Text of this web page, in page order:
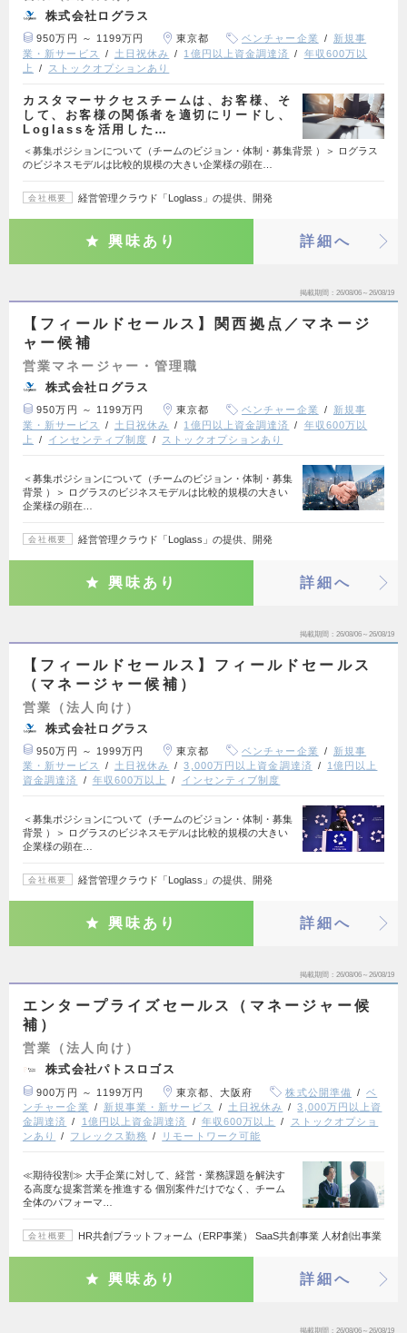
株式会社ログラス
950万円 ～ 1199万円 東京都 ベンチャー企業
新規事
業・新サービス
土日祝休み 1億円以上資金調達済
年収600万以
上
ストックオプションあり
カスタマーサクセスチームは、お客様、そ
して、お客様の関係者を適切にリードし、
Loglassを活用した…
＜募集ポジションについて（チームのビジョン・体制・募集背景 ）＞ ログラス
のビジネスモデルは比較的規模の大きい企業様の顕在…
会社概要 経営管理クラウド「Loglass」の提供、開発
興味あり 詳細へ
掲載期間 26/08/06～26/08/19
【フィールドセールス】関西拠点／マネージ
ャー候補
営業マネージャー・管理職
株式会社ログラス
950万円 ～ 1199万円 東京都 ベンチャー企業
新規事
業・新サービス
土日祝休み 1億円以上資金調達済
年収600万以
上
インセンティブ制度 ストックオプションあり
＜募集ポジションについて（チームのビジョン・体制・募集
背景 ）＞ ログラスのビジネスモデルは比較的規模の大きい
企業様の顕在…
会社概要 経営管理クラウド「Loglass」の提供、開発
興味あり 詳細へ
掲載期間 26/08/06～26/08/19
【フィールドセールス】フィールドセールス
（マネージャー候補）
営業（法人向け）
株式会社ログラス
950万円 ～ 1999万円 東京都 ベンチャー企業
新規事
業・新サービス
土日祝休み 3,000万円以上資金調達済
1億円以上
資金調達済
年収600万以上 インセンティブ制度
＜募集ポジションについて（チームのビジョン・体制・募集
背景 ）＞ ログラスのビジネスモデルは比較的規模の大きい
企業様の顕在…
会社概要 経営管理クラウド「Loglass」の提供、開発
興味あり 詳細へ
掲載期間 26/08/06～26/08/19
エンタープライズセールス（マネージャー候
補）
営業（法人向け）
株式会社パトスロゴス
900万円 ～ 1199万円 東京都、大阪府 株式公開準備
ベ
ンチャー企業
新規事業・新サービス 土日祝休み
3,000万円以上資
金調達済
1億円以上資金調達済 年収600万以上
ストックオプショ
ンあり
フレックス勤務 リモートワーク可能
≪期待役割≫ 大手企業に対して、経営・業務課題を解決す
る高度な提案営業を推進する 個別案件だけでなく、チーム
全体のパフォーマ…
会社概要 HR共創プラットフォーム（ERP事業） SaaS共創事業 人材創出事業
興味あり 詳細へ
掲載期間 26/08/06～26/08/19